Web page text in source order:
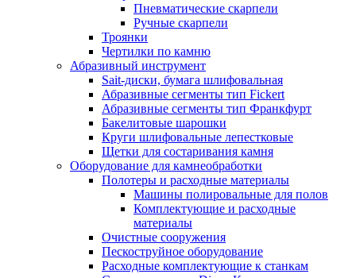
Пневматические скарпели
Ручные скарпели
Троянки
Чертилки по камню
Абразивный инструмент
Sait-диски, бумага шлифовальная
Абразивные сегменты тип Fickert
Абразивные сегменты тип Франкфурт
Бакелитовые шарошки
Круги шлифовальные лепестковые
Щетки для состаривания камня
Оборудование для камнеобработки
Полотеры и расходные материалы
Машины полировальные для полов
Комплектующие и расходные
материалы
Очистные сооружения
Пескоструйное оборудование
Расходные комплектующие к станкам